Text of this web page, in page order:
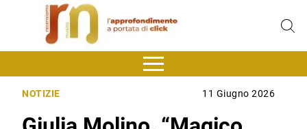
NOTIZIE 11 Giugno 2026